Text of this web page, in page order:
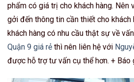
phẩm có giá trị cho khách hàng.
gởi đến thông tin cần thiết cho khách
khách hàng có nhu cầu thật sự về
Quận 9 giá rẻ thì nên liên hệ với
được hỗ trợ tư vấn cụ thể hơn. +